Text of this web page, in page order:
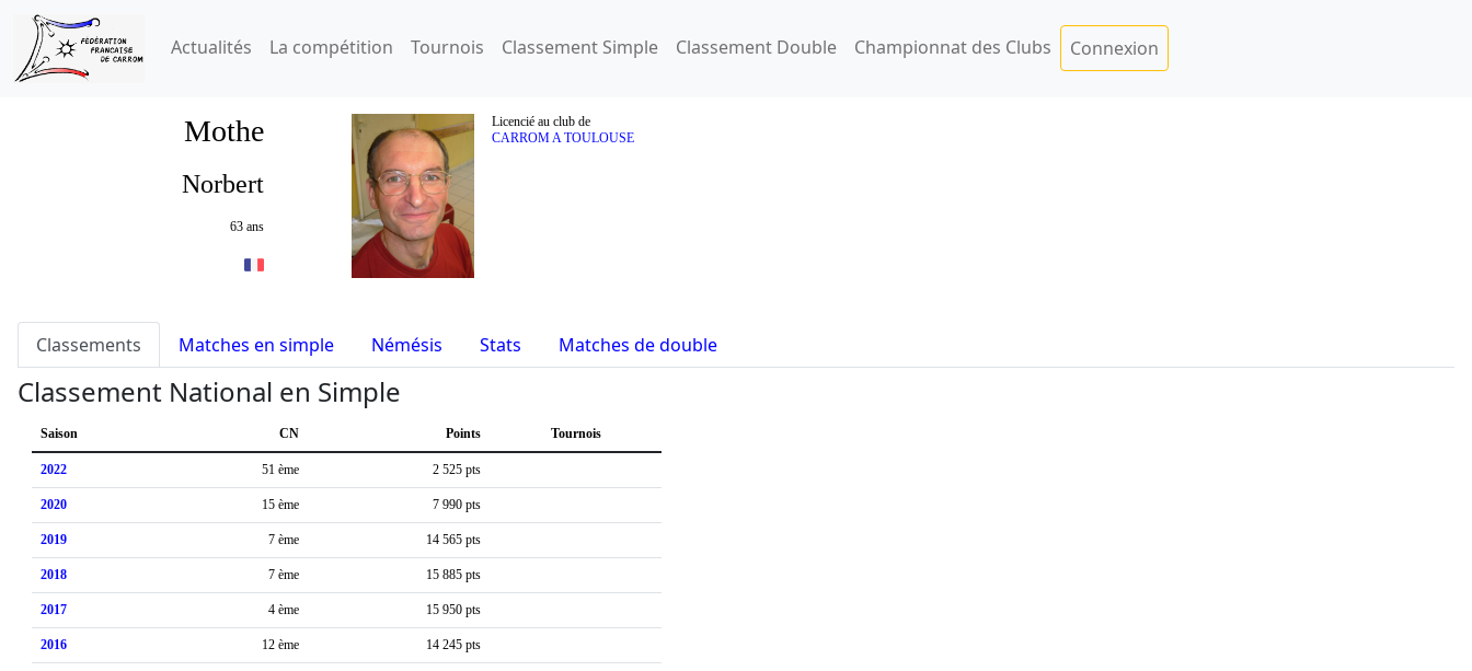
Actualités La compétition Tournois Classement Simple Classement Double Championnat des Clubs Connexion
Mothe
Licencié au club de
CARROM A TOULOUSE
Norbert
63 ans
Classements Matches en simple Némésis Stats Matches de double
Classement National en Simple
Saison CN Points Tournois
2022 51 ème 2 525 pts
2020 15 ème 7 990 pts
2019 7 ème 14 565 pts
2018 7 ème 15 885 pts
2017 4 ème 15 950 pts
2016 12 ème 14 245 pts